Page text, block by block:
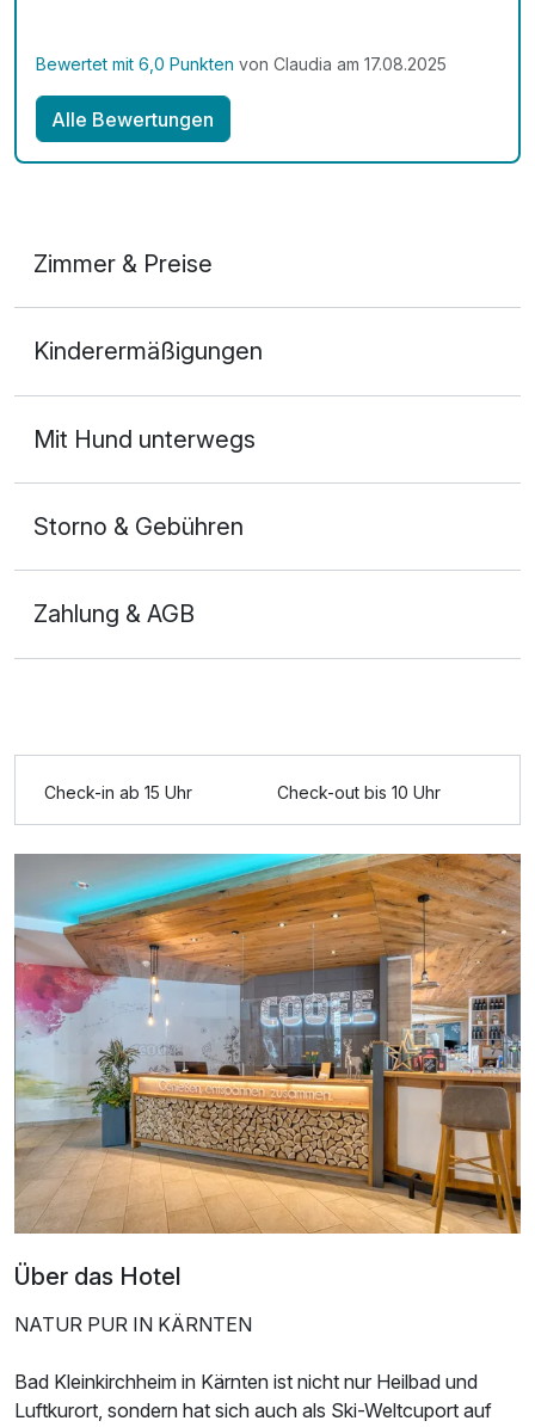
Bewertet mit 6,0 Punkten von Claudia am 17.08.2025
Alle Bewertungen
Zimmer & Preise
2 Erwachsene und 1 Kind
Kinderermäßigungen
Mit Hund unterwegs
Storno & Gebühren
Zahlung & AGB
Check-in ab 15 Uhr Check-out bis 10 Uhr
Über das Hotel
NATUR PUR IN KÄRNTEN
Bad Kleinkirchheim in Kärnten ist nicht nur Heilbad und
Luftkurort, sondern hat sich auch als Ski-Weltcuport auf